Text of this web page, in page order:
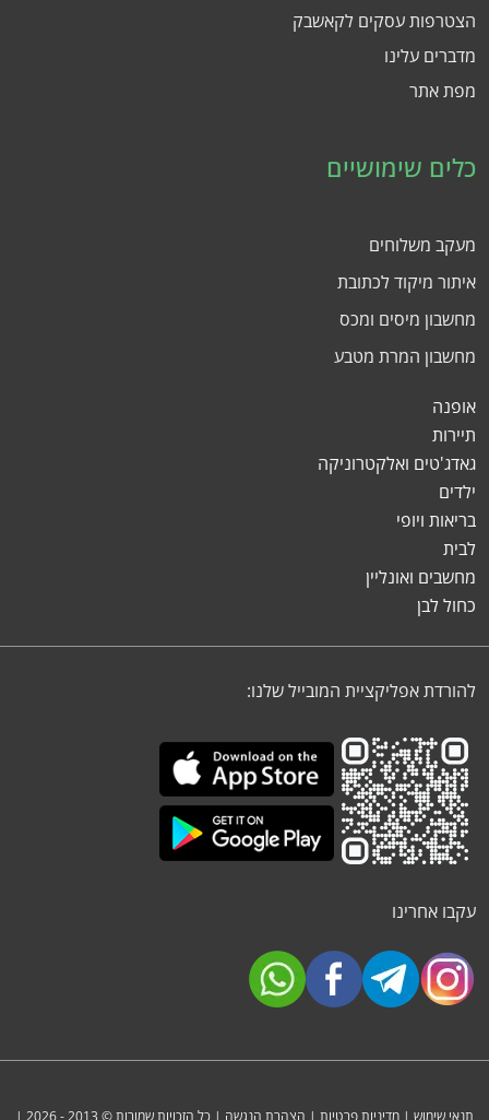
הצטרפות עסקים לקאשבק
מדברים עלינו
מפת אתר
כלים שימושיים
מעקב משלוחים
איתור מיקוד לכתובת
מחשבון מיסים ומכס
מחשבון המרת מטבע
אופנה
תיירות
גאדג'טים ואלקטרוניקה
ילדים
בריאות ויופי
לבית
מחשבים ואונליין
כחול לבן
להורדת אפליקציית המובייל שלנו:
עקבו אחרינו
תנאי שימוש | מדיניות פרטיות | הצהרת הנגשה | כל הזכויות שמורות © 2013 - 2026 |